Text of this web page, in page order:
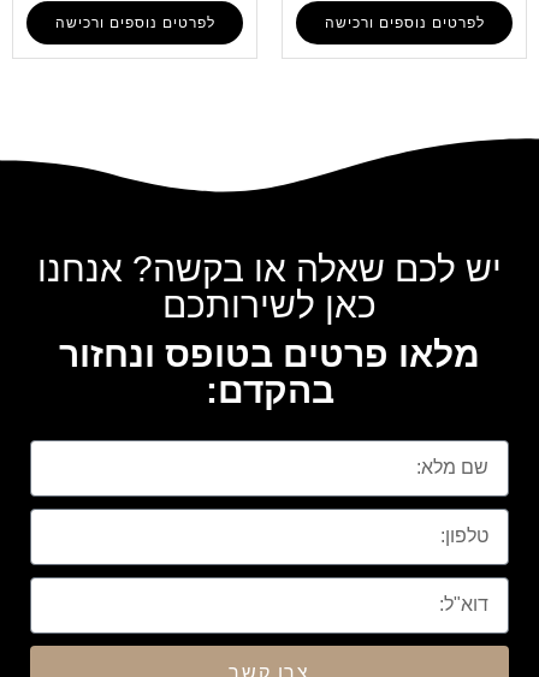
לפרטים נוספים ורכישה לפרטים נוספים ורכישה
יש לכם שאלה או בקשה? אנחנו
כאן לשירותכם
מלאו פרטים בטופס ונחזור
בהקדם:
צרו קשר